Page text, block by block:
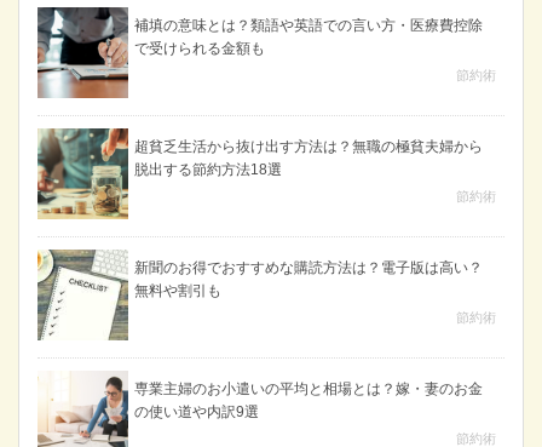
補填の意味とは？類語や英語での言い方・医療費控除
で受けられる金額も
節約術
超貧乏生活から抜け出す方法は？無職の極貧夫婦から
脱出する節約方法18選
節約術
新聞のお得でおすすめな購読方法は？電子版は高い？
無料や割引も
節約術
専業主婦のお小遣いの平均と相場とは？嫁・妻のお金
の使い道や内訳9選
節約術